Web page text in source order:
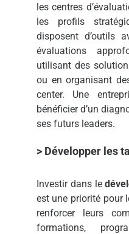
les centres
les profils
disposent d’outils
évaluations
utilisant des
ou en organisant
center. Une
bénéficier d’un
ses futurs leaders.
> Développer les
Investir dans le
est une priorité pour
renforcer leurs
formations,